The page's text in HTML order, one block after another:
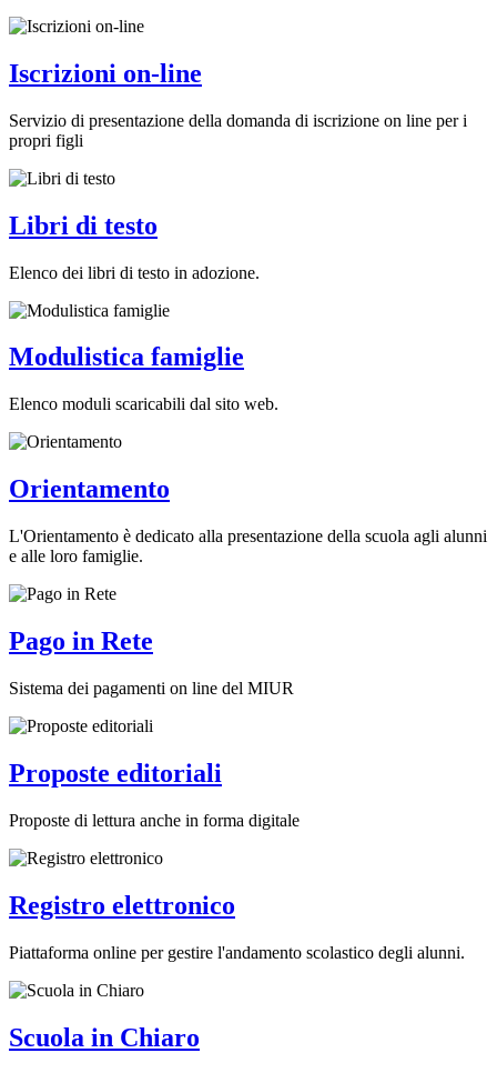
Iscrizioni on-line
Servizio di presentazione della domanda di iscrizione on line per i
propri figli
Libri di testo
Elenco dei libri di testo in adozione.
Modulistica famiglie
Elenco moduli scaricabili dal sito web.
Orientamento
L'Orientamento è dedicato alla presentazione della scuola agli alunni
e alle loro famiglie.
Pago in Rete
Sistema dei pagamenti on line del MIUR
Proposte editoriali
Proposte di lettura anche in forma digitale
Registro elettronico
Piattaforma online per gestire l'andamento scolastico degli alunni.
Scuola in Chiaro